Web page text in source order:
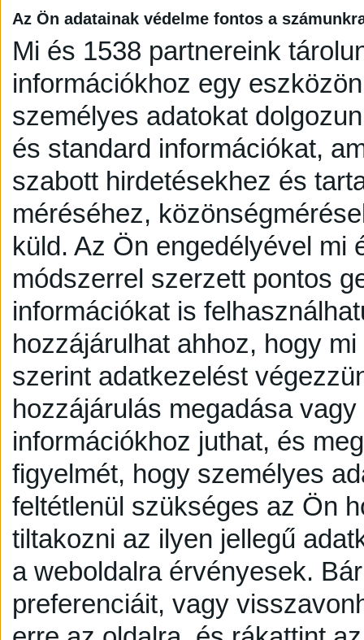
Az Ön adatainak védelme fontos a
Mi és 1538 partnereink
információkhoz egy
személyes adatokat
és standard információkat,
szabott hirdetésekhez és
méréséhez,
küld. Az Ön engedélyével mi
módszerrel szerzett pontos
információkat is
hozzájárulhat ahhoz, hogy
szerint adatkezelést
hozzájárulás megadása
információkhoz juthat, és
figyelmét, hogy személyes
feltétlenül szükséges az Ön
tiltakozni az ilyen jellegű
a weboldalra érvényesek.
preferenciáit, vagy